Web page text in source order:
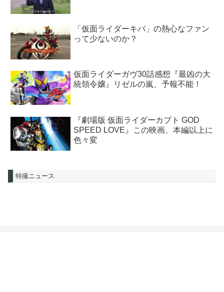
「仮面ライダーキバ」の熱心なファン
って少ないのか？
仮面ライダーガヴ30話感想『最凶の大
統領令嬢』リゼルの嵐、予報不能！
『劇場版 仮面ライダーカブト GOD
SPEED LOVE』この映画、本編以上に
色々変
特撮ニュース